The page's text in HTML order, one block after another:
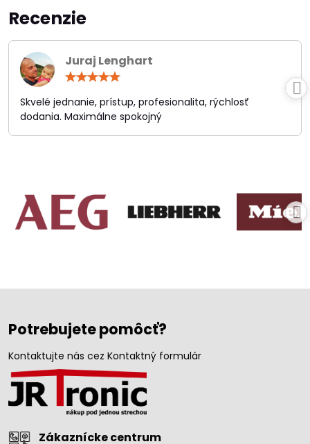
Recenzie
Juraj Lenghart
/
5
Skvelé jednanie, prístup, profesionalita, rýchlosť
dodania. Maximálne spokojný
Potrebujete pomôcť?
Kontaktujte nás cez Kontaktný formulár
Zákaznícke centrum